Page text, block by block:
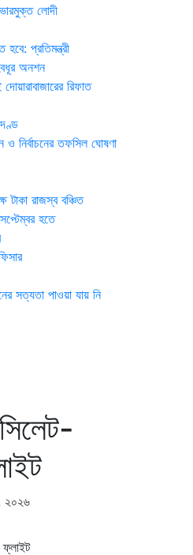
লোদী
প্রতিমন্ত্রী
অনশন
রিফাত
ও নির্বাচনের তফসিল ঘোষণা
টাকা রাজস্ব বঞ্চিত
হতে
সত্যতা পাওয়া যায় নি
২০২৬